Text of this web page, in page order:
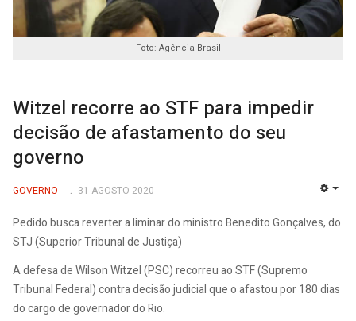
Foto: Agência Brasil
Witzel recorre ao STF para impedir
decisão de afastamento do seu
governo
GOVERNO 31 AGOSTO 2020
Pedido busca reverter a liminar do ministro Benedito Gonçalves, do
STJ (Superior Tribunal de Justiça)
A defesa de Wilson Witzel (PSC) recorreu ao STF (Supremo
Tribunal Federal) contra decisão judicial que o afastou por 180 dias
do cargo de governador do Rio.